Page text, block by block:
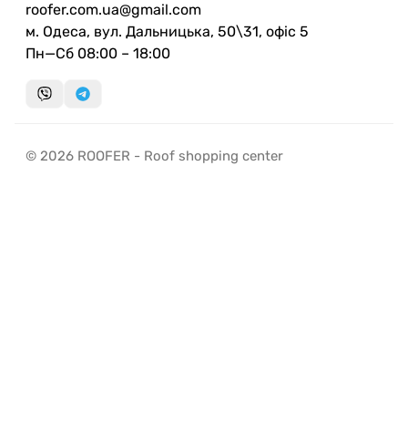
roofer.com.ua@gmail.com
м. Одеса, вул. Дальницька, 50\31, офіс 5
Пн—Сб 08:00 – 18:00
© 2026 ROOFER - Roof shopping center